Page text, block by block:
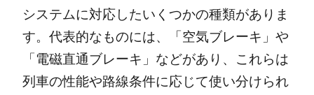
システムに対応したいくつかの種類がありま
す。代表的なものには、「空気ブレーキ」や
「電磁直通ブレーキ」などがあり、これらは
列車の性能や路線条件に応じて使い分けられ